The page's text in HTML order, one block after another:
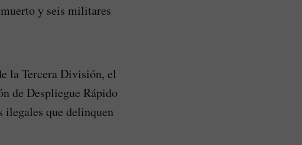
y seis militares
la Tercera División, el
de Despliegue Rápido
ilegales que delinquen